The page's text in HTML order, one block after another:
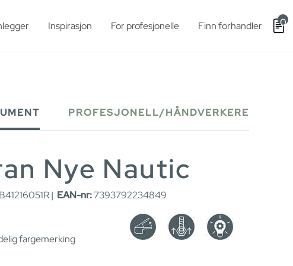
Inspirasjon For profesjonelle Finn forhandler 0
PROFESJONELL/HÅNDVERKERE
Nye Nautic
| EAN-nr:7393792234849
fargemerking